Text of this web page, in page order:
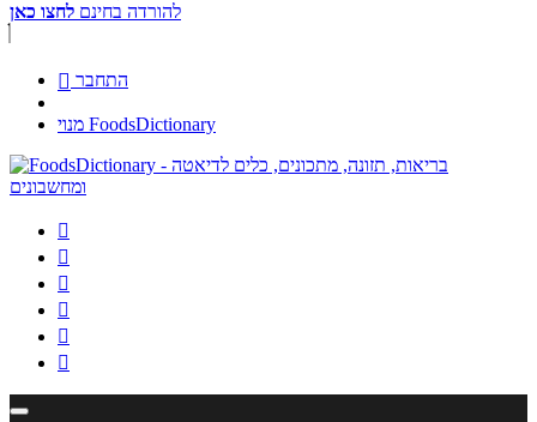
להורדה בחינם לחצו כאן
 התחבר
מנוי FoodsDictionary





